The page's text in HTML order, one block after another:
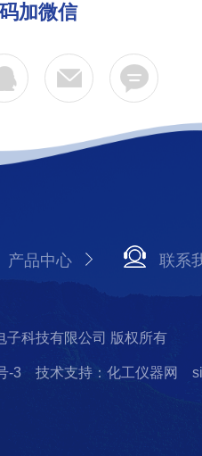
加微信
产品中心 联系
子科技有限公司 版权所有
-3 技术支持：化工仪器网